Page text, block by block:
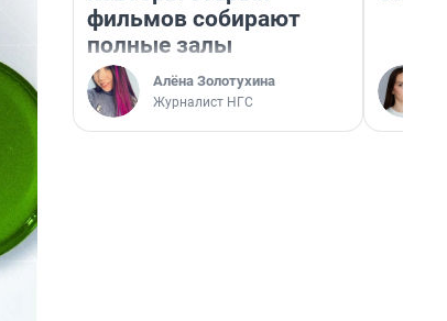
фильмов собирают
полные залы
Алёна Золотухина
Журналист НГС